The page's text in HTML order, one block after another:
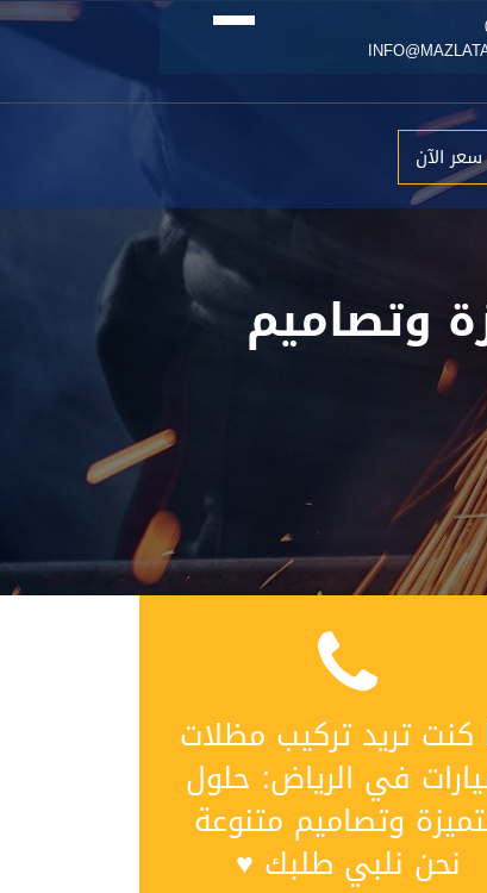
الآن
وتصاميم
كنت تريد تركيب مظلات
في الرياض: حلول
وتصاميم متنوعة
نحن نلبي طلبك ♥